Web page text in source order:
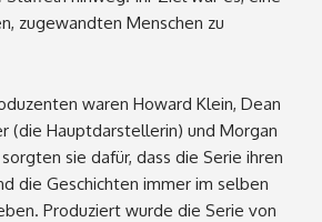
zugewandten Menschen zu
waren Howard Klein, Dean
(die Hauptdarstellerin) und Morgan
sie dafür, dass die Serie ihren
die Geschichten immer im selben
Produziert wurde die Serie von